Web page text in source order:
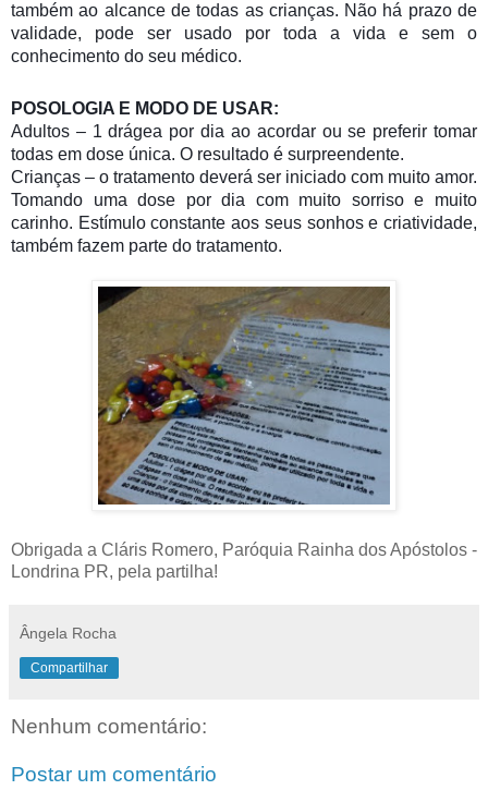
também ao alcance de todas as crianças. Não há prazo de
validade, pode ser usado por toda a vida e sem o
conhecimento do seu médico.
POSOLOGIA E MODO DE USAR:
Adultos – 1 drágea por dia ao acordar ou se preferir tomar
todas em dose única. O resultado é surpreendente.
Crianças – o tratamento deverá ser iniciado com muito amor.
Tomando uma dose por dia com muito sorriso e muito
carinho. Estímulo constante aos seus sonhos e criatividade,
também fazem parte do tratamento.
Obrigada a Cláris Romero, Paróquia Rainha dos Apóstolos -
Londrina PR, pela partilha!
Ângela Rocha
Compartilhar
Nenhum comentário:
Postar um comentário